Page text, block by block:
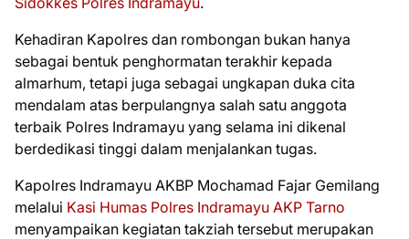
Kehadiran Kapolres dan rombongan bukan hanya
sebagai bentuk penghormatan terakhir kepada
almarhum, tetapi juga sebagai ungkapan duka cita
mendalam atas berpulangnya salah satu anggota
terbaik Polres Indramayu yang selama ini dikenal
berdedikasi tinggi dalam menjalankan tugas.
Kapolres Indramayu AKBP Mochamad Fajar Gemilang
melalui Kasi Humas Polres Indramayu AKP Tarno
menyampaikan kegiatan takziah tersebut merupakan